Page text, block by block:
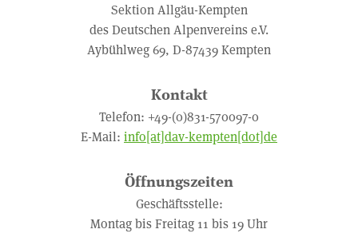
Sektion Allgäu-Kempten
des Deutschen Alpenvereins e.V.
Aybühlweg 69, D-87439 Kempten
Kontakt
Telefon: +49-(0)831-570097-0
E-Mail: info[at]dav-kempten[dot]de
Öffnungszeiten
Geschäftsstelle:
Montag bis Freitag 11 bis 19 Uhr